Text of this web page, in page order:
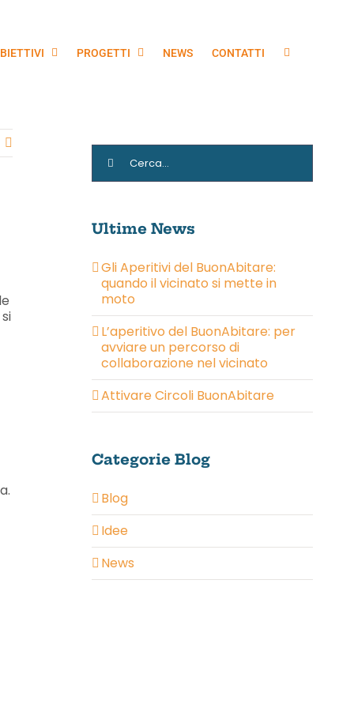
PROGETTI NEWS CONTATTI
Cerca
per:
Ultime News
Gli Aperitivi del BuonAbitare:
quando il vicinato si mette in
moto
L’aperitivo del BuonAbitare: per
avviare un percorso di
collaborazione nel vicinato
Attivare Circoli BuonAbitare
Categorie Blog
Blog
Idee
News